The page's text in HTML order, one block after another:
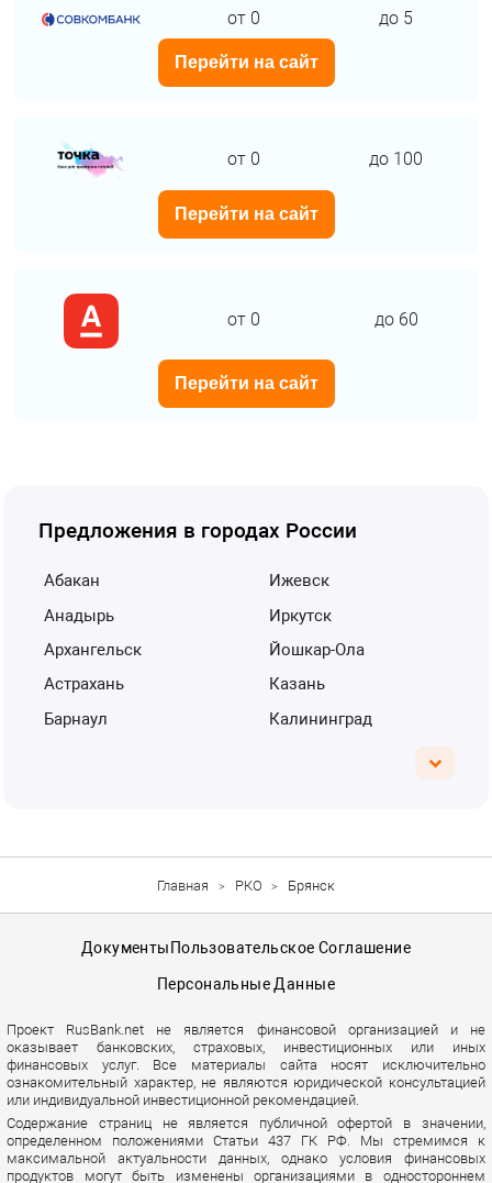
от 0 до 5
Перейти на сайт
от 0 до 100
Перейти на сайт
от 0 до 60
Перейти на сайт
Предложения в городах России
Абакан
Анадырь
Архангельск
Астрахань
Барнаул
Ижевск
Иркутск
Йошкар-Ола
Казань
Калининград
Главная РКО Брянск
ДокументыПользовательское Соглашение
Персональные Данные
Проект RusBank.net не является финансовой организацией и не
оказывает банковских, страховых, инвестиционных или иных
финансовых услуг. Все материалы сайта носят исключительно
ознакомительный характер, не являются юридической консультацией
или индивидуальной инвестиционной рекомендацией.
Содержание страниц не является публичной офертой в значении,
определенном положениями Статьи 437 ГК РФ. Мы стремимся к
максимальной актуальности данных, однако условия финансовых
продуктов могут быть изменены организациями в одностороннем